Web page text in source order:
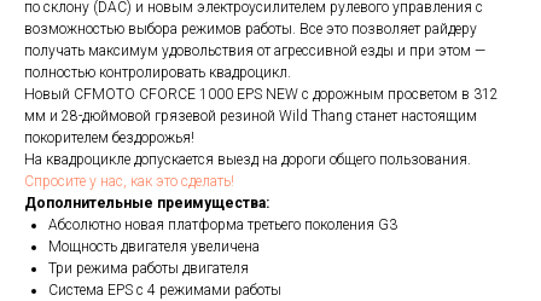
по склону (DAC) и новым электроусилителем рулевого управления с
возможностью выбора режимов работы. Все это позволяет райдеру
получать максимум удовольствия от агрессивной езды и при этом —
полностью контролировать квадроцикл.
Новый CFMOTO CFORCE 1000 EPS NEW с дорожным просветом в 312
мм и 28-дюймовой грязевой резиной Wild Thang станет настоящим
покорителем бездорожья!
На квадроцикле допускается выезд на дороги общего пользования.
Спросите у нас, как это сделать!
Дополнительные преимущества:
Абсолютно новая платформа третьего поколения G3
Мощность двигателя увеличена
Три режима работы двигателя
Система EPS с 4 режимами работы